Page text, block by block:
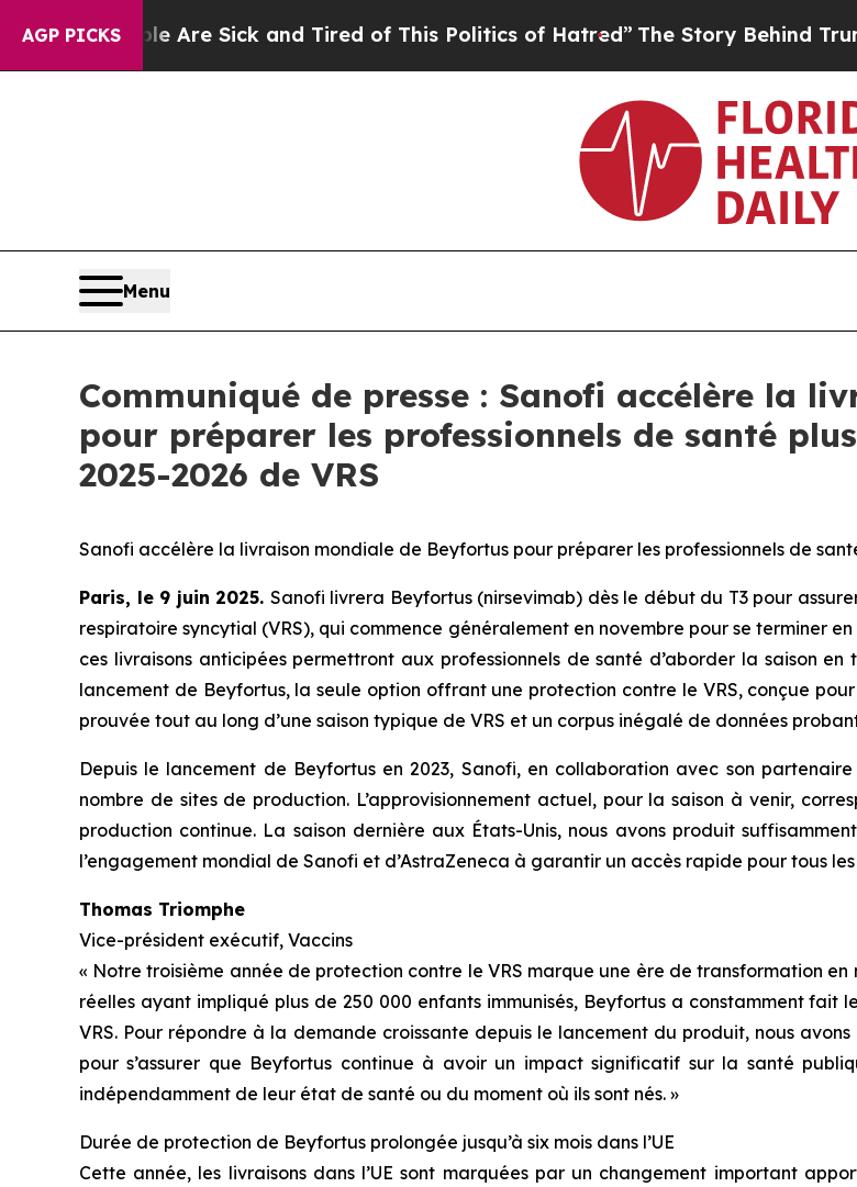
AGP PICKSAre Sick and Tired of This Politics of Hatred” The Story Behind Trump’s
Menu
Communiqué de presse : Sanofi accélère la
pour préparer les professionnels de santé
2025-2026 de VRS
Sanofi accélère la livraison mondiale de Beyfortus pour préparer les professionnels de
Paris, le 9 juin 2025. Sanofi livrera Beyfortus (nirsevimab) dès le début du T3 pour
respiratoire syncytial (VRS), qui commence généralement en novembre pour se terminer
ces livraisons anticipées permettront aux professionnels de santé d’aborder la saison
lancement de Beyfortus, la seule option offrant une protection contre le VRS, conçue
prouvée tout au long d’une saison typique de VRS et un corpus inégalé de données
Depuis le lancement de Beyfortus en 2023, Sanofi, en collaboration avec son
nombre de sites de production. L’approvisionnement actuel, pour la saison à venir,
production continue. La saison dernière aux États-Unis, nous avons produit
l’engagement mondial de Sanofi et d’AstraZeneca à garantir un accès rapide pour tous les
Thomas Triomphe
Vice-président exécutif, Vaccins
« Notre troisième année de protection contre le VRS marque une ère de transformation
réelles ayant impliqué plus de 250 000 enfants immunisés, Beyfortus a constamment fait
VRS. Pour répondre à la demande croissante depuis le lancement du produit, nous
pour s’assurer que Beyfortus continue à avoir un impact significatif sur la santé
indépendamment de leur état de santé ou du moment où ils sont nés. »
Durée de protection de Beyfortus prolongée jusqu’à six mois dans l’UE
Cette année, les livraisons dans l’UE sont marquées par un changement important